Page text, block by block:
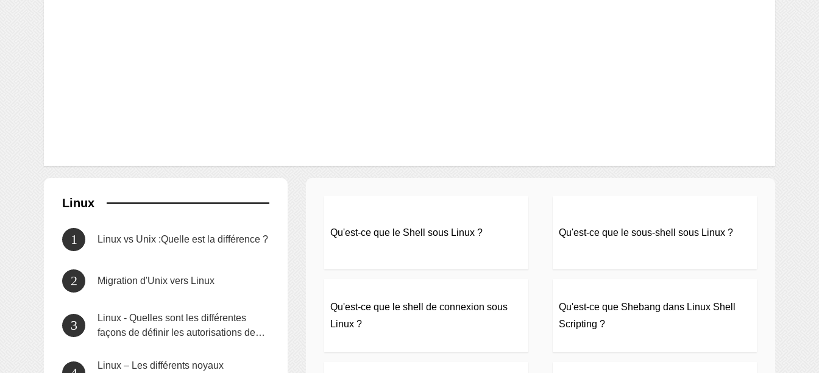
Linux
Linux vs Unix :Quelle est la différence ?
Migration d'Unix vers Linux
Linux - Quelles sont les différentes
façons de définir les autorisations de
Linux – Les différents noyaux
Qu'est-ce que le Shell sous Linux ? Qu'est-ce que le sous-shell sous Linux ?
Qu'est-ce que le shell de connexion sous
Linux ?
Qu'est-ce que Shebang dans Linux Shell
Scripting ?